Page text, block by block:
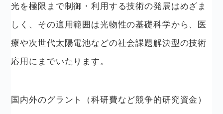
光を極限まで制御・利用する技術の発展はめざま
しく、その適用範囲は光物性の基礎科学から、医
療や次世代太陽電池などの社会課題解決型の技術
応用にまでいたります。
国内外のグラント（科研費など競争的研究資金）